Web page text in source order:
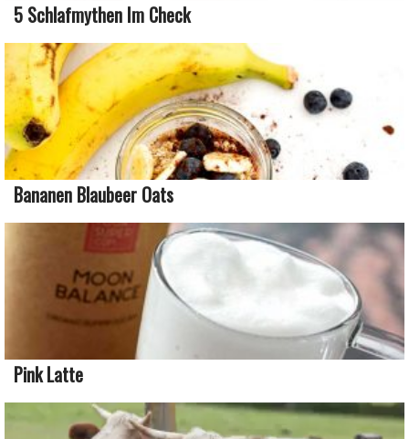
5 Schlafmythen Im Check
Bananen Blaubeer Oats
Pink Latte